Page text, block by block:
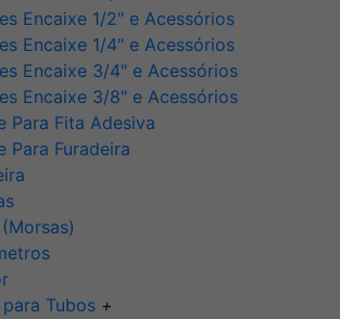
Encaixe 1/2" e Acessórios
Encaixe 1/4" e Acessórios
Encaixe 3/4" e Acessórios
Encaixe 3/8" e Acessórios
Para Fita Adesiva
Para Furadeira
Tubos +